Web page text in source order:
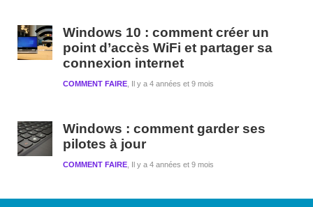
Windows 10 : comment créer un
point d’accès WiFi et partager sa
connexion internet
Il y a 4 années et 9 mois
COMMENT FAIRE
Windows : comment garder ses
pilotes à jour
Il y a 4 années et 9 mois
COMMENT FAIRE